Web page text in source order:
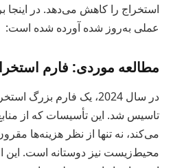
استخراج را کاهش می‌دهد. در اینجا
عملی به‌روز شده آورده شده است:
مطالعه موردی: فارم
در سال 2024، یک فارم
تاسیس شد. این تأسیسات که از
می‌کند، نه تنها از نظر هزینه‌ها
محیط‌زیست نیز دوستانه است. این